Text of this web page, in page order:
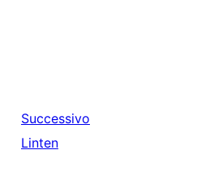
Successivo
Linten